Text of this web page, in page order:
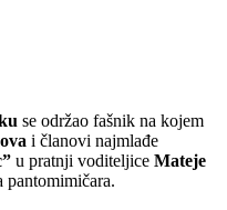
se održao fašnik na kojem
i članovi najmlađe
u pratnji voditeljice Mateje
pantomimičara.